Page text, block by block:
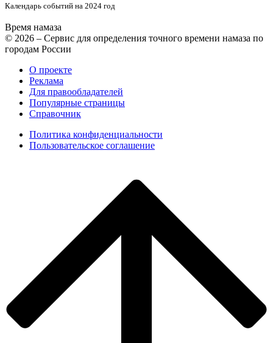
Календарь событий на 2024 год
Время намаза
© 2026 – Сервис для определения точного времени намаза по
городам России
О проекте
Реклама
Для правообладателей
Популярные страницы
Справочник
Политика конфиденциальности
Пользовательское соглашение